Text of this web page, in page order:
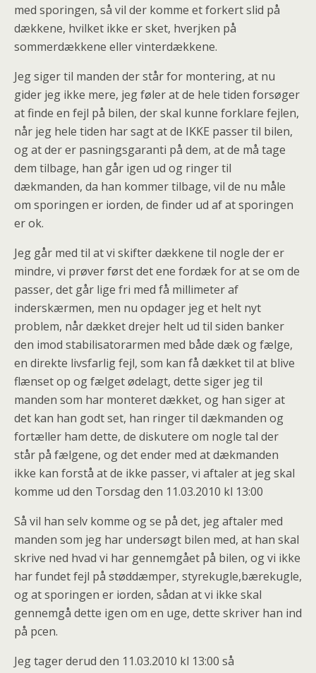
med sporingen, så vil der komme et forkert slid på
dækkene, hvilket ikke er sket, hverjken på
sommerdækkene eller vinterdækkene.
Jeg siger til manden der står for montering, at nu
gider jeg ikke mere, jeg føler at de hele tiden forsøger
at finde en fejl på bilen, der skal kunne forklare fejlen,
når jeg hele tiden har sagt at de IKKE passer til bilen,
og at der er pasningsgaranti på dem, at de må tage
dem tilbage, han går igen ud og ringer til
dækmanden, da han kommer tilbage, vil de nu måle
om sporingen er iorden, de finder ud af at sporingen
er ok.
Jeg går med til at vi skifter dækkene til nogle der er
mindre, vi prøver først det ene fordæk for at se om de
passer, det går lige fri med få millimeter af
inderskærmen, men nu opdager jeg et helt nyt
problem, når dækket drejer helt ud til siden banker
den imod stabilisatorarmen med både dæk og fælge,
en direkte livsfarlig fejl, som kan få dækket til at blive
flænset op og fælget ødelagt, dette siger jeg til
manden som har monteret dækket, og han siger at
det kan han godt set, han ringer til dækmanden og
fortæller ham dette, de diskutere om nogle tal der
står på fælgene, og det ender med at dækmanden
ikke kan forstå at de ikke passer, vi aftaler at jeg skal
komme ud den Torsdag den 11.03.2010 kl 13:00
Så vil han selv komme og se på det, jeg aftaler med
manden som jeg har undersøgt bilen med, at han skal
skrive ned hvad vi har gennemgået på bilen, og vi ikke
har fundet fejl på støddæmper, styrekugle,bærekugle,
og at sporingen er iorden, sådan at vi ikke skal
gennemgå dette igen om en uge, dette skriver han ind
på pcen.
Jeg tager derud den 11.03.2010 kl 13:00 så